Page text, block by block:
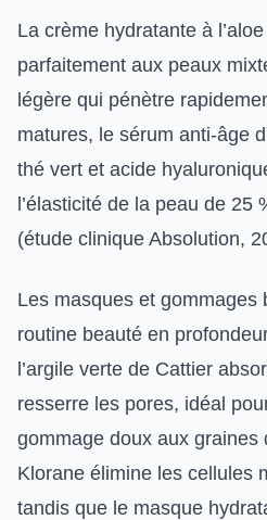
La crème hydratante à
parfaitement aux peaux
légère qui pénètre
matures, le sérum anti-âge
thé vert et acide
l’élasticité de la peau de 25
(étude clinique Absolution,
Les masques et gommages
routine beauté en
l’argile verte de Cattier
resserre les pores, idéal
gommage doux aux graines
Klorane élimine les cellules
tandis que le masque